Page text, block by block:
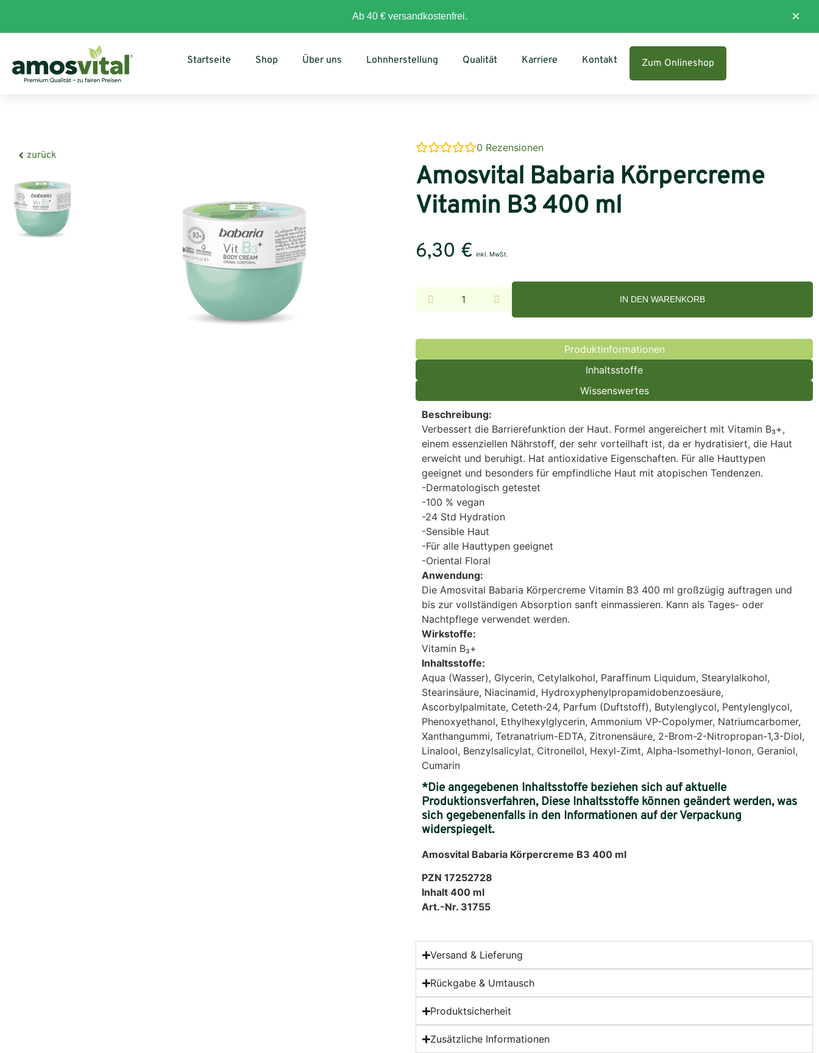
Ab 40 € versandkostenfrei. ×
Startseite Shop Über uns Lohnherstellung Qualität Karriere Kontakt Zum Onlineshop
0 Rezensionen
Amosvital Babaria Körpercreme
Vitamin B3 400 ml
6,30 € inkl. MwSt.
IN DEN WARENKORB
Alternative:
Produktinformationen
Inhaltsstoffe
Wissenswertes
Beschreibung:
Verbessert die Barrierefunktion der Haut. Formel angereichert mit Vitamin B₃+,
einem essenziellen Nährstoff, der sehr vorteilhaft ist, da er hydratisiert, die Haut
erweicht und beruhigt. Hat antioxidative Eigenschaften. Für alle Hauttypen
geeignet und besonders für empfindliche Haut mit atopischen Tendenzen.
-Dermatologisch getestet
-100 % vegan
-24 Std Hydration
-Sensible Haut
-Für alle Hauttypen geeignet
-Oriental Floral
Anwendung:
Die Amosvital Babaria Körpercreme Vitamin B3 400 ml großzügig auftragen und
bis zur vollständigen Absorption sanft einmassieren. Kann als Tages- oder
Nachtpflege verwendet werden.
Wirkstoffe:
Vitamin B₃+
Inhaltsstoffe:
Aqua (Wasser), Glycerin, Cetylalkohol, Paraffinum Liquidum, Stearylalkohol,
Stearinsäure, Niacinamid, Hydroxyphenylpropamidobenzoesäure,
Ascorbylpalmitate, Ceteth-24, Parfum (Duftstoff), Butylenglycol, Pentylenglycol,
Phenoxyethanol, Ethylhexylglycerin, Ammonium VP-Copolymer, Natriumcarbomer,
Xanthangummi, Tetranatrium-EDTA, Zitronensäure, 2-Brom-2-Nitropropan-1,3-Diol,
Linalool, Benzylsalicylat, Citronellol, Hexyl-Zimt, Alpha-Isomethyl-Ionon, Geraniol,
Cumarin
*Die angegebenen Inhaltsstoffe beziehen sich auf aktuelle
Produktionsverfahren, Diese Inhaltsstoffe können geändert werden, was
sich gegebenenfalls in den Informationen auf der Verpackung
widerspiegelt.
Amosvital Babaria Körpercreme B3 400 ml
PZN 17252728
Inhalt 400 ml
Art.-Nr. 31755
Versand & Lieferung
Rückgabe & Umtausch
Produktsicherheit
Zusätzliche Informationen
zurück